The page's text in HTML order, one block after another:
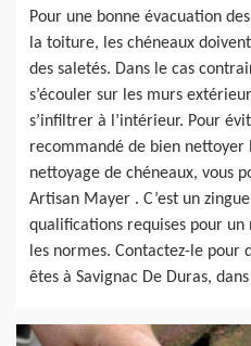
Pour une bonne évacuation
la toiture, les chéneaux
des saletés. Dans le cas
s’écouler sur les murs
s’infiltrer à l’intérieur. Pour
recommandé de bien nettoyer
nettoyage de chéneaux, vous
Artisan Mayer . C’est un
qualifications requises pour un
les normes. Contactez-le pour
êtes à Savignac De Duras,